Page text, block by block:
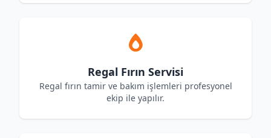
Regal Fırın Servisi
Regal fırın tamir ve bakım işlemleri profesyonel
ekip ile yapılır.